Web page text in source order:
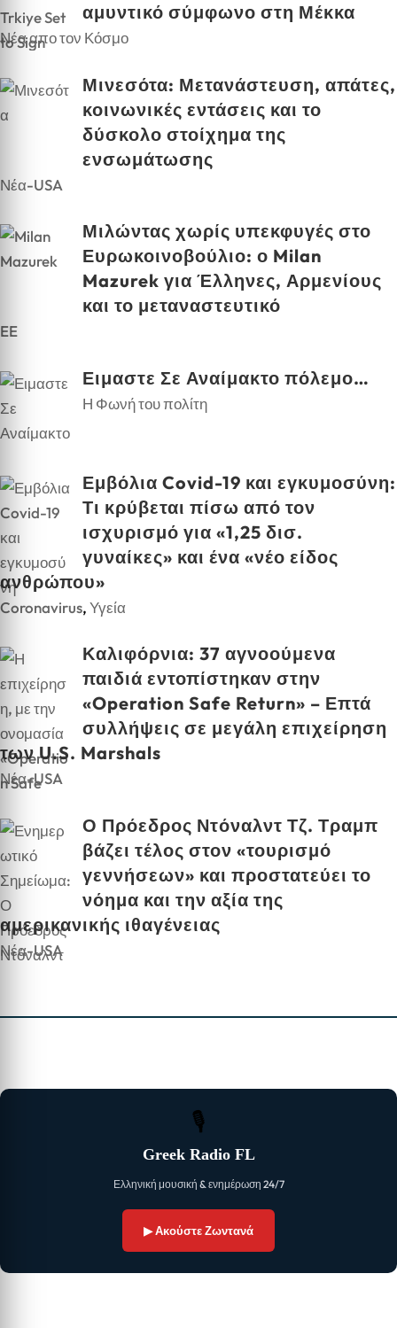
αμυντικό σύμφωνο στη Μέκκα
Νέα απο τον Κόσμο
Μινεσότα: Μετανάστευση, απάτες,
κοινωνικές εντάσεις και το
δύσκολο στοίχημα της
ενσωμάτωσης
Νέα-USA
Μιλώντας χωρίς υπεκφυγές στο
Ευρωκοινοβούλιο: ο Milan
Mazurek για Έλληνες, Αρμενίους
και το μεταναστευτικό
EE
Ειμαστε Σε Αναίμακτο πόλεμο…
Η Φωνή του πολίτη
Εμβόλια Covid-19 και εγκυμοσύνη:
Τι κρύβεται πίσω από τον
ισχυρισμό για «1,25 δισ.
γυναίκες» και ένα «νέο είδος
ανθρώπου»
Coronavirus,Υγεία
Καλιφόρνια: 37 αγνοούμενα
παιδιά εντοπίστηκαν στην
«Operation Safe Return» – Επτά
συλλήψεις σε μεγάλη επιχείρηση
των U.S. Marshals
Νέα-USA
Ο Πρόεδρος Ντόναλντ Τζ. Τραμπ
βάζει τέλος στον «τουρισμό
γεννήσεων» και προστατεύει το
νόημα και την αξία της
αμερικανικής ιθαγένειας
Νέα-USA
🎙
Greek Radio FL
Ελληνική μουσική & ενημέρωση 24/7
▶ Ακούστε Ζωντανά